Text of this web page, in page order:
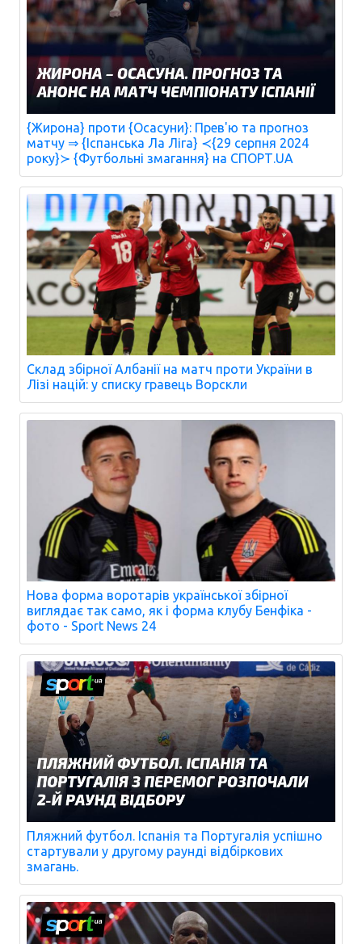
{Жирона} проти {Осасуни}: Прев'ю та прогноз
матчу ⇒ {Іспанська Ла Ліга} ≺{29 серпня 2024
року}≻ {Футбольні змагання} на СПОРТ.UA
Склад збірної Албанії на матч проти України в
Лізі націй: у списку гравець Ворскли
Нова форма воротарів української збірної
виглядає так само, як і форма клубу Бенфіка -
фото - Sport News 24
Пляжний футбол. Іспанія та Португалія успішно
стартували у другому раунді відбіркових
змагань.